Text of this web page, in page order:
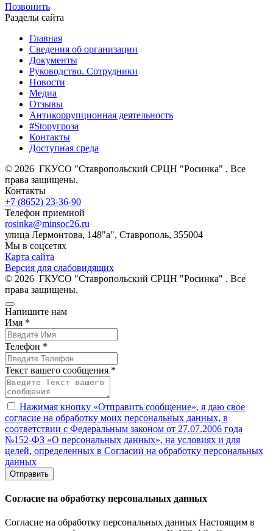
Позвонить
Разделы сайта
Главная
Сведения об организации
Документы
Руководство. Сотрудники
Новости
Медиа
Отзывы
Антикоррупционная деятельность
#Stopугроза
Контакты
Доступная среда
© 2026 ГКУСО "Ставропольский СРЦН "Росинка" . Все
права защищены.
Контакты
+7 (8652) 23-36-90
Телефон приемной
rosinka@minsoc26.ru
улица Лермонтова, 148"а", Ставрополь, 355004
Мы в соцсетях
Карта сайта
Версия для слабовидящих
© 2026 ГКУСО "Ставропольский СРЦН "Росинка" . Все
права защищены.
Напишите нам
Имя *
Телефон *
Текст вашего сообщения *
Нажимая кнопку «Отправить сообщение», я даю свое
согласие на обработку моих персональных данных, в
соответствии с Федеральным законом от 27.07.2006 года
№152-ФЗ «О персональных данных», на условиях и для
целей, определенных в Согласии на обработку персональных
данных
Отправить
Согласие на обработку персональных данных
Согласие на обработку персональных данных Настоящим в